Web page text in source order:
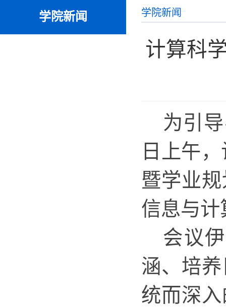
学院新闻 学院新闻
计算科
为引
日上午
暨学业
信息与
会议
涵、 培
统而深